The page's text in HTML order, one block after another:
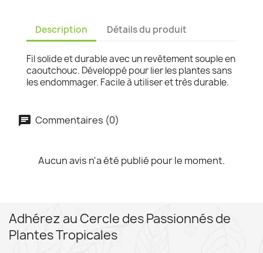
Description Détails du produit
Fil solide et durable avec un revêtement souple en
caoutchouc. Développé pour lier les plantes sans
les endommager. Facile à utiliser et très durable.
Commentaires (0)
Aucun avis n'a été publié pour le moment.
Adhérez au Cercle des Passionnés de
Plantes Tropicales